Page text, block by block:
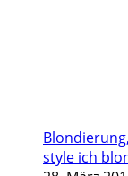
style ich